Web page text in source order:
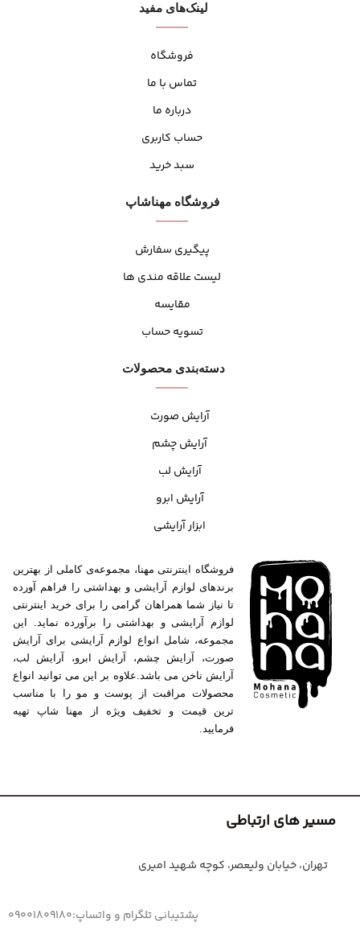
لینک‌های مفید
فروشگاه
تماس با ما
درباره ما
حساب کاربری
سبد خرید
فروشگاه مهنا‌شاپ
پیگیری سفارش
لیست علاقه مندی ها
مقایسه
تسویه حساب
دسته‌بندی محصولات
آرایش صورت
آرایش چشم
آرایش لب
آرایش ابرو
ابزار آرایشی
فروشگاه اینترنتی مهنا، مجموعه‌ی کاملی از بهترین
برندهای لوازم آرایشی و بهداشتی را فراهم آورده
تا نیاز شما همراهان گرامی را برای خرید اینترنتی
لوازم آرایشی و بهداشتی را برآورده نماید. این
مجموعه، شامل انواع لوازم آرایشی برای آرایش
صورت، آرایش چشم، آرایش ابرو، آرایش لب،
آرایش ناخن می باشد.علاوه بر این می توانید انواع
محصولات مراقبت از پوست و مو را با مناسب
ترین قیمت و تخفیف ویژه از مهنا شاپ تهیه
فرمایید.
مسیر های ارتباطی
تهران، خیابان ولیعصر، کوچه شهید امیری
پشتیبانی تلگرام و واتساپ:09001809180